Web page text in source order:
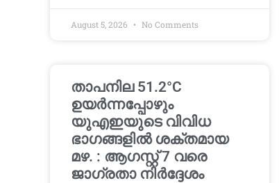
August 5, 2026 No Comments
താപനില 51.2°C
ഉയർന്നപ്പോഴും
യുഎഇയുടെ വിവിധ
ഭാഗങ്ങളിൽ ശക്തമായ
മഴ. : ആഗസ്റ്റ് 7 വരെ
ജാഗ്രതാ നിർദ്ദേശം